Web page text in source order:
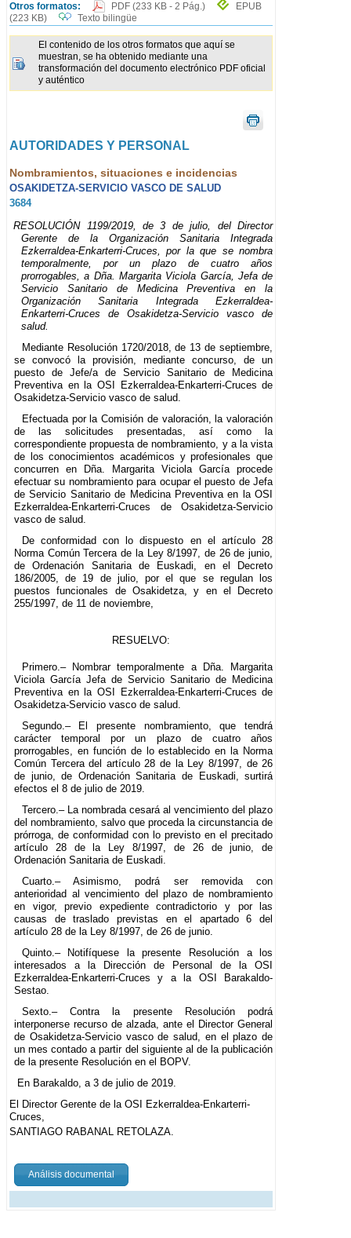
Otros formatos: PDF (233 KB - 2 Pág.)
EPUB
(223 KB)
Texto bilingüe
El contenido de los otros formatos que aquí se
muestran, se ha obtenido mediante una
transformación del documento electrónico PDF oficial
y auténtico
AUTORIDADES Y PERSONAL
Nombramientos, situaciones e incidencias
OSAKIDETZA-SERVICIO VASCO DE SALUD
3684
RESOLUCIÓN 1199/2019, de 3 de julio, del Director
Gerente de la Organización Sanitaria Integrada
Ezkerraldea-Enkarterri-Cruces, por la que se nombra
temporalmente, por un plazo de cuatro años
prorrogables, a Dña. Margarita Viciola García, Jefa de
Servicio Sanitario de Medicina Preventiva en la
Organización Sanitaria Integrada Ezkerraldea-
Enkarterri-Cruces de Osakidetza-Servicio vasco de
salud.
Mediante Resolución 1720/2018, de 13 de septiembre,
se convocó la provisión, mediante concurso, de un
puesto de Jefe/a de Servicio Sanitario de Medicina
Preventiva en la OSI Ezkerraldea-Enkarterri-Cruces de
Osakidetza-Servicio vasco de salud.
Efectuada por la Comisión de valoración, la valoración
de las solicitudes presentadas, así como la
correspondiente propuesta de nombramiento, y a la vista
de los conocimientos académicos y profesionales que
concurren en Dña. Margarita Viciola García procede
efectuar su nombramiento para ocupar el puesto de Jefa
de Servicio Sanitario de Medicina Preventiva en la OSI
Ezkerraldea-Enkarterri-Cruces de Osakidetza-Servicio
vasco de salud.
De conformidad con lo dispuesto en el artículo 28
Norma Común Tercera de la Ley 8/1997, de 26 de junio,
de Ordenación Sanitaria de Euskadi, en el Decreto
186/2005, de 19 de julio, por el que se regulan los
puestos funcionales de Osakidetza, y en el Decreto
255/1997, de 11 de noviembre,
RESUELVO:
Primero.– Nombrar temporalmente a Dña. Margarita
Viciola García Jefa de Servicio Sanitario de Medicina
Preventiva en la OSI Ezkerraldea-Enkarterri-Cruces de
Osakidetza-Servicio vasco de salud.
Segundo.– El presente nombramiento, que tendrá
carácter temporal por un plazo de cuatro años
prorrogables, en función de lo establecido en la Norma
Común Tercera del artículo 28 de la Ley 8/1997, de 26
de junio, de Ordenación Sanitaria de Euskadi, surtirá
efectos el 8 de julio de 2019.
Tercero.– La nombrada cesará al vencimiento del plazo
del nombramiento, salvo que proceda la circunstancia de
prórroga, de conformidad con lo previsto en el precitado
artículo 28 de la Ley 8/1997, de 26 de junio, de
Ordenación Sanitaria de Euskadi.
Cuarto.– Asimismo, podrá ser removida con
anterioridad al vencimiento del plazo de nombramiento
en vigor, previo expediente contradictorio y por las
causas de traslado previstas en el apartado 6 del
artículo 28 de la Ley 8/1997, de 26 de junio.
Quinto.– Notifíquese la presente Resolución a los
interesados a la Dirección de Personal de la OSI
Ezkerraldea-Enkarterri-Cruces y a la OSI Barakaldo-
Sestao.
Sexto.– Contra la presente Resolución podrá
interponerse recurso de alzada, ante el Director General
de Osakidetza-Servicio vasco de salud, en el plazo de
un mes contado a partir del siguiente al de la publicación
de la presente Resolución en el BOPV.
En Barakaldo, a 3 de julio de 2019.
El Director Gerente de la OSI Ezkerraldea-Enkarterri-
Cruces,
SANTIAGO RABANAL RETOLAZA.
Análisis documental